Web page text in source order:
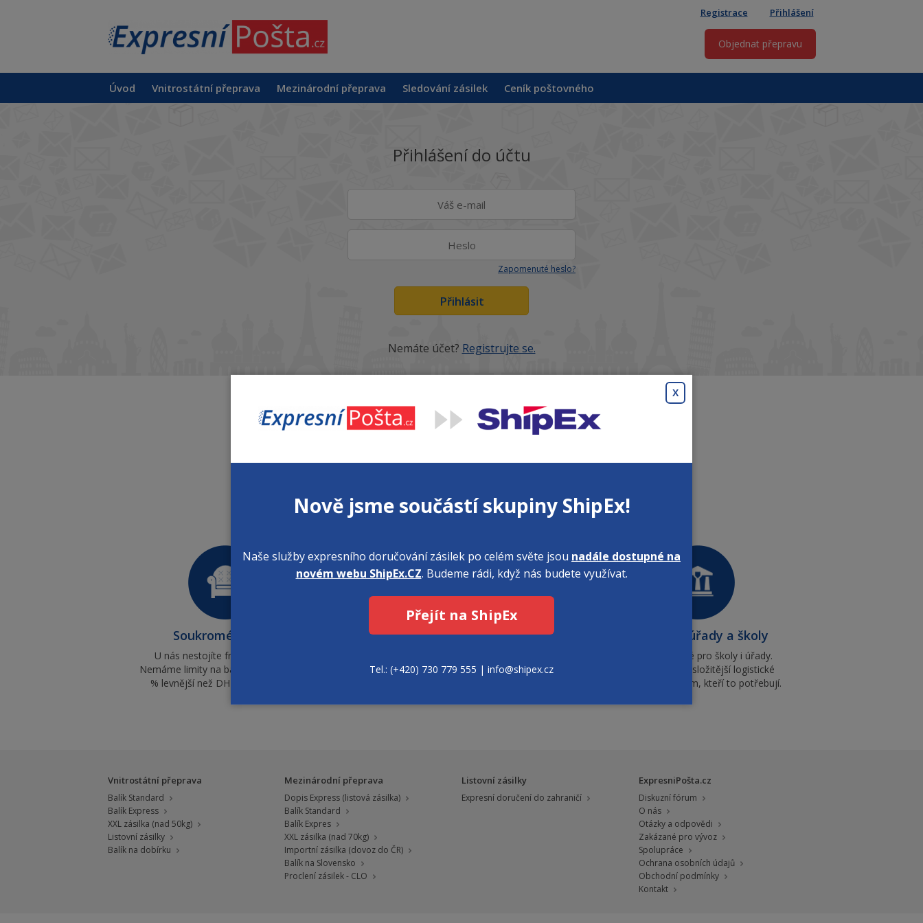
Registrace Přihlášení
Objednat přepravu
Úvod Vnitrostátní přeprava Mezinárodní přeprava Sledování zásilek Ceník poštovného
X
Nově jsme součástí skupiny ShipEx!
Naše služby expresního doručování zásilek po celém světe jsou nadále dostupné na
novém webu ShipEx.CZ. Budeme rádi, když nás budete využívat.
Přejít na ShipEx
Tel.: (+420) 730 779 555 | info@shipex.cz
Přihlášení do účtu
Zapomenuté heslo?
Přihlásit
Nemáte účet? Registrujte se.
přepravíme cokoliv, balík do ruky kamkoliv
Soukromé zásilky
U nás nestojíte frontu na poště.
Nemáme limity na balíky. Jsme až o 80
% levnější než DHL, PPL či Fedex.
Firmy a živnostníci
velkému množství zasílaných zásilek
Instituce, úřady a školy
Levné poštovné pro školy i úřady.
Umíme zajistit i složitější logistické
řešení na míru těm, kteří to potřebují.
Vnitrostátní přeprava
Balík Standard
Balík Express
XXL zásilka (nad 50kg)
Listovní zásilky
Balík na dobírku
Mezinárodní přeprava
Dopis Express (listová zásilka)
Balík Standard
Balík Expres
XXL zásilka (nad 70kg)
Importní zásilka (dovoz do ČR)
Balík na Slovensko
Proclení zásilek - CLO
Listovní zásilky
Expresní doručení do zahraničí
ExpresniPošta.cz
Diskuzní fórum
O nás
Otázky a odpovědi
Zakázané pro vývoz
Spolupráce
Ochrana osobních údajů
Obchodní podmínky
Kontakt